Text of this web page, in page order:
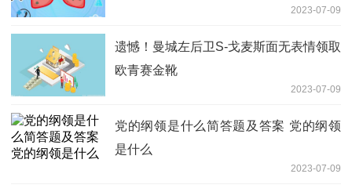
2023-07-09
遗憾！曼城左后卫S-戈麦斯面无表情领取
欧青赛金靴
2023-07-09
党的纲领是什么简答题及答案 党的纲领
是什么
2023-07-09